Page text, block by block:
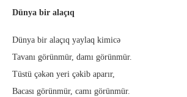
Dünya bir alaçıq
Dünya bir alaçıq yaylaq kimicə
Tavanı görünmür, damı görünmür.
Tüstü çəkən yeri çəkib aparır,
Bacası görünmür, camı görünmür.